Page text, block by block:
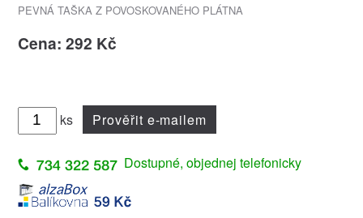
PEVNÁ TAŠKA Z POVOSKOVANÉHO PLÁTNA
Cena: 292 Kč
ks Prověřit e-mailem
Dostupné, objednej telefonicky